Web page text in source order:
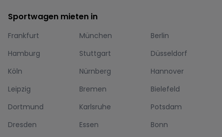
Sportwagen mieten in
Frankfurt München
Berlin
Hamburg
Stuttgart
Düsseldorf
Köln
Nürnberg
Hannover
Leipzig
Bremen
Bielefeld
Dortmund
Karlsruhe
Potsdam
Dresden
Essen
Bonn